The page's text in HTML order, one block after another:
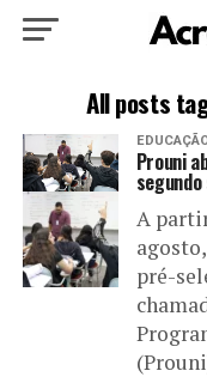
HOME
EDUCAÇÃO
All posts
Prouni
A
pré-